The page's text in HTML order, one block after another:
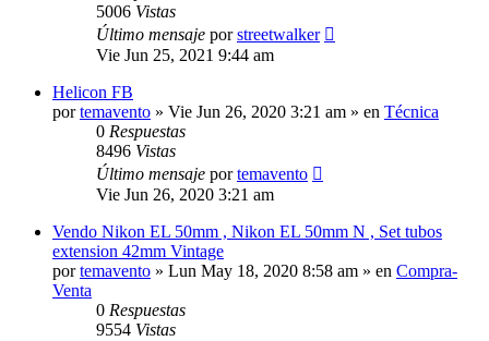
5006 Vistas
Último mensaje porstreetwalker
Vie Jun 25, 2021 9:44 am
Helicon FB
portemavento » Vie Jun 26, 2020 3:21 am » en Técnica
0 Respuestas
8496 Vistas
Último mensaje portemavento
Vie Jun 26, 2020 3:21 am
Vendo Nikon EL 50mm , Nikon EL 50mm N , Set tubos
extension 42mm Vintage
portemavento » Lun May 18, 2020 8:58 am » en Compra-
Venta
0 Respuestas
9554 Vistas